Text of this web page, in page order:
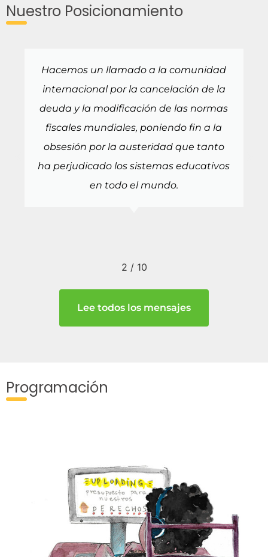
Nuestro Posicionamiento
Hacemos un llamado a la comunidad
internacional por la cancelación de la
deuda y la modificación de las normas
fiscales mundiales, poniendo fin a la
obsesión por la austeridad que tanto
ha perjudicado los sistemas educativos
en todo el mundo.
2 / 10
Lee todos los mensajes
Programación